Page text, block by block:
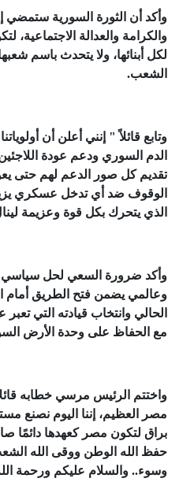
وأكد أن الثورة السورية ستمضي
والكرامة والعدالة
لكل أبنائها، ولا يتحدث باسم
الشعب.
وتابع قائلاً " إنني أعلن أن
الدم السوري ودعم عودة
تقديم كل صور الدعم لهم حتى
الوقوف ضد أي تدخل عسكري
الذي يتحرك بكل قوة وعزيمة
وأكد ضرورة السعي لحل سياسي
وعالمي يضمن فتح الطريق أمام
الحالي وانتخاب قيادته التي
مع الحفاظ على وحدة الأرض
واختتم الرئيس مرسي خطابه
مصر العظيم، إننا اليوم نصنع
براق لتكون مصر كعهدها دائمًا
حفظ الله الوطن ووقى الله
وسوء.. والسلام عليكم ورحمة